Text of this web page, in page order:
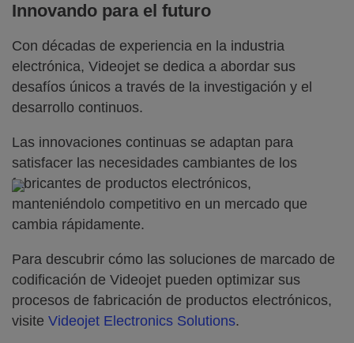
Innovando para el futuro
Con décadas de experiencia en la industria
electrónica, Videojet se dedica a abordar sus
desafíos únicos a través de la investigación y el
desarrollo continuos.
Las innovaciones continuas se adaptan para
satisfacer las necesidades cambiantes de los
fabricantes de productos electrónicos,
manteniéndolo competitivo en un mercado que
cambia rápidamente.
Para descubrir cómo las soluciones de marcado de
codificación de Videojet pueden optimizar sus
procesos de fabricación de productos electrónicos,
visite Videojet Electronics Solutions.